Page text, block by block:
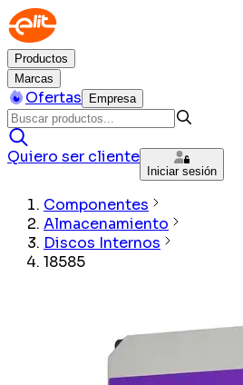
Productos
Marcas
Ofertas Empresa
Quiero ser cliente
Iniciar sesión
Componentes
Almacenamiento
Discos Internos
18585